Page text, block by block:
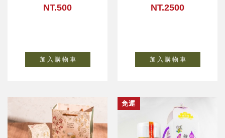
NT.500
加 入 購 物 車
NT.2500
加 入 購 物 車
免運